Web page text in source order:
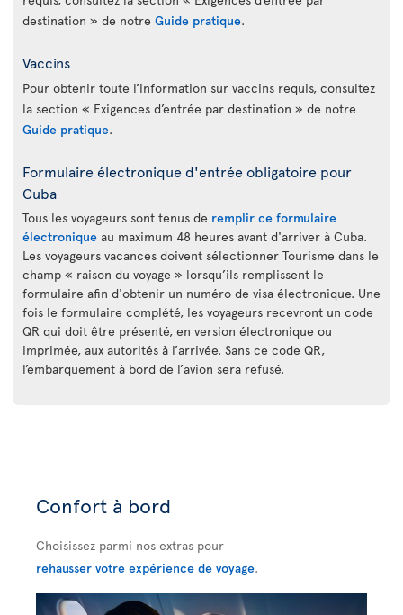
destination » de notre Guide pratique.
Vaccins
Pour obtenir toute l’information sur vaccins requis, consultez
la section « Exigences d’entrée par destination » de notre
Guide pratique.
Formulaire électronique d'entrée obligatoire pour
Cuba
Tous les voyageurs sont tenus de remplir ce formulaire
électronique au maximum 48 heures avant d'arriver à Cuba.
Les voyageurs vacances doivent sélectionner Tourisme dans le
champ « raison du voyage » lorsqu’ils remplissent le
formulaire afin d'obtenir un numéro de visa électronique. Une
fois le formulaire complété, les voyageurs recevront un code
QR qui doit être présenté, en version électronique ou
imprimée, aux autorités à l’arrivée. Sans ce code QR,
l’embarquement à bord de l’avion sera refusé.
Confort à bord
Choisissez parmi nos extras pour
rehausser votre expérience de voyage.